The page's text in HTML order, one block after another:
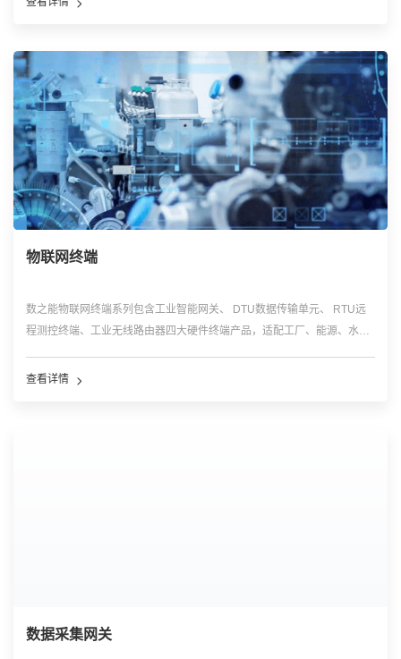
物联网终端
数之能物联网终端系列包含工业智能网关、 DTU数据传输单元、 RTU远
程测控终端、工业无线路由器四大硬件终端产品，适配工厂、能源、水
处理、远距离稳定传输。
查看详情
数据采集网关